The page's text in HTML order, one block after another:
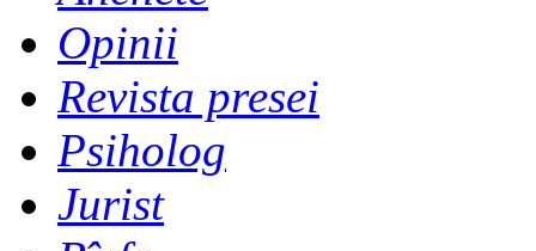
Opinii
Revista presei
Psiholog
Jurist